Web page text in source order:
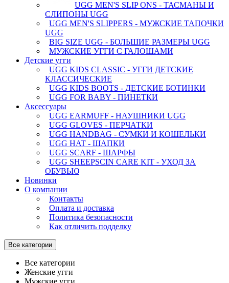
UGG MEN'S SLIP ONS - ТАСМАНЫ И
СЛИПОНЫ UGG
UGG MEN'S SLIPPERS - МУЖСКИЕ ТАПОЧКИ
UGG
BIG SIZE UGG - БОЛЬШИЕ РАЗМЕРЫ UGG
МУЖСКИЕ УГГИ С ГАЛОШАМИ
Детские угги
UGG KIDS CLASSIC - УГГИ ДЕТСКИЕ
КЛАССИЧЕСКИЕ
UGG KIDS BOOTS - ДЕТСКИЕ БОТИНКИ
UGG FOR BABY - ПИНЕТКИ
Аксессуары
UGG EARMUFF - НАУШНИКИ UGG
UGG GLOVES - ПЕРЧАТКИ
UGG HANDBAG - СУМКИ И КОШЕЛЬКИ
UGG HAT - ШАПКИ
UGG SCARF - ШАРФЫ
UGG SHEEPSCIN CARE KIT - УХОД ЗА
ОБУВЬЮ
Новинки
О компании
Контакты
Оплата и доставка
Политика безопасности
Как отличить подделку
Все категории
Все категории
Женские угги
Мужские угги